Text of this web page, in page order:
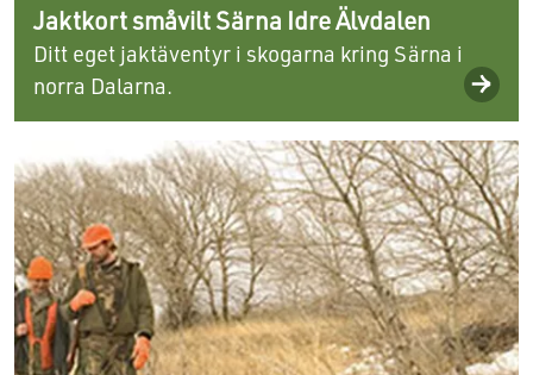
Jaktkort småvilt Särna Idre Älvdalen
Ditt eget jaktäventyr i skogarna kring Särna i
norra Dalarna.